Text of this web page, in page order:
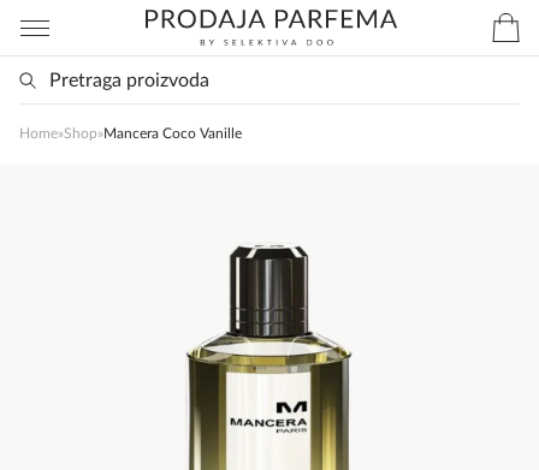
Home»Shop»Mancera Coco Vanille